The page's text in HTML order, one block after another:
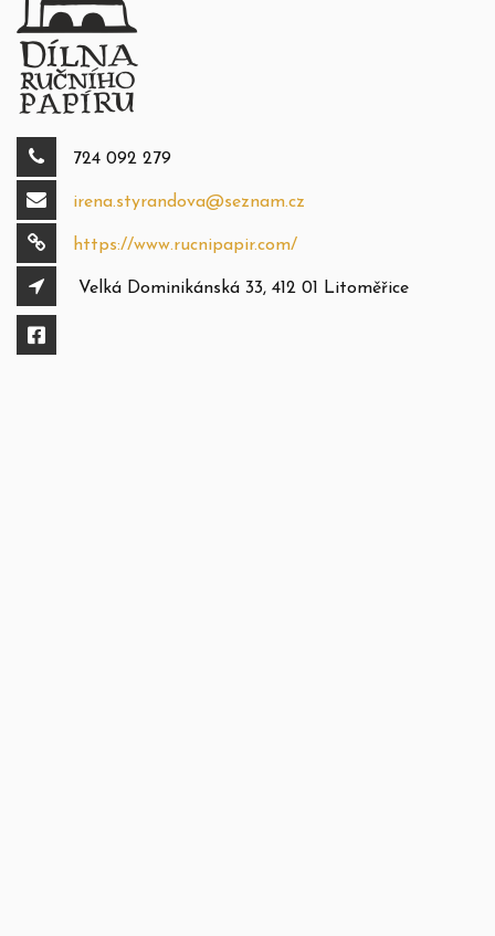
724 092 279
irena.styrandova@seznam.cz
https://www.rucnipapir.com/
Velká Dominikánská 33, 412 01 Litoměřice